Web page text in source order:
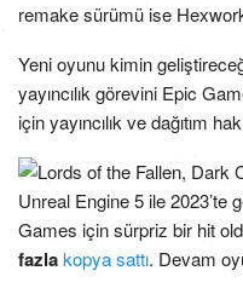
remake sürümü ise
Yeni oyunu kimin
yayıncılık görevini Epic
için yayıncılık ve dağıtım
Unreal Engine 5 ile 2023’te
Games için sürpriz bir hit
fazlakopya sattı. Devam